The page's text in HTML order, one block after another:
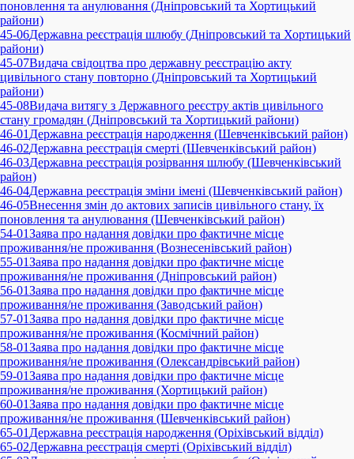
поновлення та анулювання (Дніпровський та Хортицький
райони)
45-06Державна реєстрація шлюбу (Дніпровський та Хортицький
райони)
45-07Видача свідоцтва про державну реєстрацію акту
цивільного стану повторно (Дніпровський та Хортицький
райони)
45-08Видача витягу з Державного реєстру актів цивільного
стану громадян (Дніпровський та Хортицький райони)
46-01 Державна реєстрація народження (Шевченківський район)
46-02Державна реєстрація смерті (Шевченківський район)
46-03Державна реєстрація розірвання шлюбу (Шевченківський
район)
46-04Державна реєстрація зміни імені (Шевченківський район)
46-05Внесення змін до актових записів цивільного стану, їх
поновлення та анулювання (Шевченківський район)
54-01Заява про надання довідки про фактичне місце
проживання/не проживання (Вознесенівський район)
55-01Заява про надання довідки про фактичне місце
проживання/не проживання (Дніпровський район)
56-01Заява про надання довідки про фактичне місце
проживання/не проживання (Заводський район)
57-01Заява про надання довідки про фактичне місце
проживання/не проживання (Космічний район)
58-01Заява про надання довідки про фактичне місце
проживання/не проживання (Олександрівський район)
59-01Заява про надання довідки про фактичне місце
проживання/не проживання (Хортицький район)
60-01Заява про надання довідки про фактичне місце
проживання/не проживання (Шевченківський район)
65-01 Державна реєстрація народження (Оріхівський відділ)
65-02Державна реєстрація смерті (Оріхівський відділ)